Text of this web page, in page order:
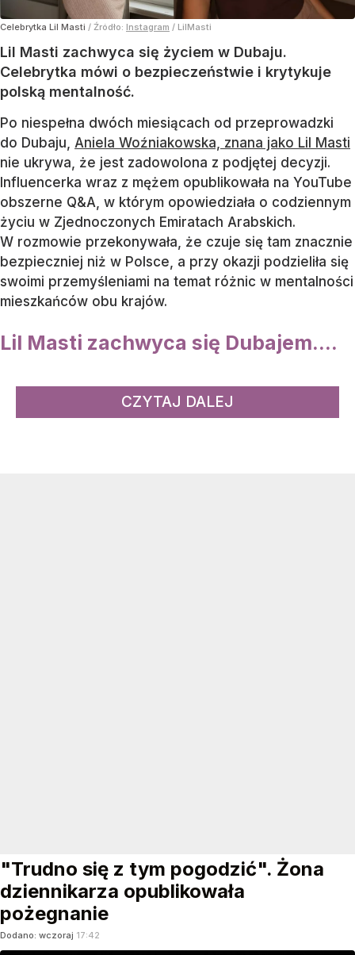
Celebrytka Lil Masti / Źródło: Instagram / LilMasti
Lil Masti zachwyca się życiem w Dubaju.
Celebrytka mówi o bezpieczeństwie i krytykuje
polską mentalność.
Po niespełna dwóch miesiącach od przeprowadzki
do Dubaju, Aniela Woźniakowska, znana jako Lil Masti
nie ukrywa, że jest zadowolona z podjętej decyzji.
Influencerka wraz z mężem opublikowała na YouTube
obszerne Q&A, w którym opowiedziała o codziennym
życiu w Zjednoczonych Emiratach Arabskich.
W rozmowie przekonywała, że czuje się tam znacznie
bezpieczniej niż w Polsce, a przy okazji podzieliła się
swoimi przemyśleniami na temat różnic w mentalności
mieszkańców obu krajów.
Lil Masti zachwyca się Dubajem....
CZYTAJ DALEJ
"Trudno się z tym pogodzić". Żona
dziennikarza opublikowała
pożegnanie
Dodano: wczoraj 17:42